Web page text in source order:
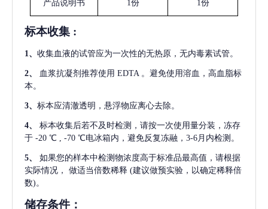
产品说明书 1份 1份
标本收集 :
1 、 收集血液的试管应为一次性的无热原，无内毒素试管。
2、 血浆抗凝剂推荐使用 EDTA 。避免使用溶血，高血脂标
本。
3、 标本应清澈透明，悬浮物应离心去除。
4、
标本收集后若不及时检测，请按一次使用量分装，冻存
于 -20 ℃ , -70 ℃电冰箱内，避免反复冻融，3-6月内检测。
5、
如果您的样本中检测物浓度高于标准品最高值，请根据
实际情况，
做适当倍数稀释 (建议做预实验，以确定稀释倍
数)。
储存条件：